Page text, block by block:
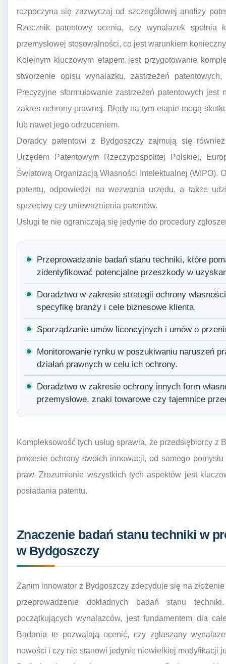
rozpoczyna się zazwyczaj od szczegółowej analizy
Rzecznik patentowy ocenia, czy wynalazek spełnia
przemysłowej stosowalności, co jest warunkiem
Kolejnym kluczowym etapem jest przygotowanie
stworzenie opisu wynalazku, zastrzeżeń
Precyzyjne sformułowanie zastrzeżeń patentowych
zakres ochrony prawnej. Błędy na tym etapie mogą
lub nawet jego odrzuceniem.
Doradcy patentowi z Bydgoszczy zajmują się
Urzędem Patentowym Rzeczypospolitej Polskiej,
Światową Organizacją Własności Intelektualnej (WIPO).
patentu, odpowiedzi na wezwania urzędu, a także
sprzeciwy czy unieważnienia patentów.
Usługi te nie ograniczają się jedynie do procedury
Przeprowadzanie badań stanu techniki, które
zidentyfikować potencjalne przeszkody w
Doradztwo w zakresie strategii ochrony
specyfikę branży i cele biznesowe klienta.
Sporządzanie umów licencyjnych i umów o
Monitorowanie rynku w poszukiwaniu naruszeń
działań prawnych w celu ich ochrony.
Doradztwo w zakresie ochrony innych form
przemysłowe, znaki towarowe czy tajemnice
Kompleksowość tych usług sprawia, że przedsiębiorcy z
procesie ochrony swoich innowacji, od samego
praw. Zrozumienie wszystkich tych aspektów jest
posiadania patentu.
Znaczenie badań stanu techniki w
w Bydgoszczy
Zanim innowator z Bydgoszczy zdecyduje się na
przeprowadzenie dokładnych badań stanu
początkujących wynalazców, jest fundamentem dla
Badania te pozwalają ocenić, czy zgłaszany
nowości i czy nie stanowi jedynie niewielkiej modyfikacji